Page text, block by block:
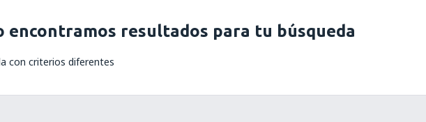
encontramos resultados para tu búsqueda
con criterios diferentes